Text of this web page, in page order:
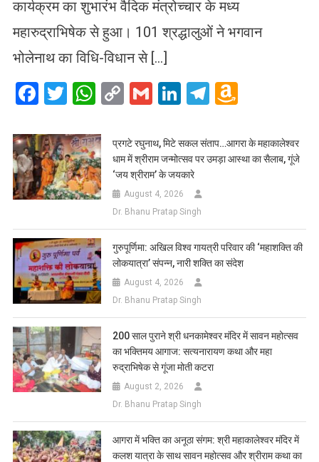
कार्यक्रम का शुभारंभ वैदिक मंत्रोच्चार के मध्य
महारुद्राभिषेक से हुआ। 101 श्रद्धालुओं ने भगवान
भोलेनाथ का विधि-विधान से […]
Facebook
Twitter
WhatsApp
CopyGmailLinkedIn
Telegram
List
प्रगटे रघुनाथ, मिटे सकल संताप…आगरा के महाकालेश्वर
धाम में श्रीराम जन्मोत्सव पर उमड़ा आस्था का सैलाब, गूंजे
‘जय श्रीराम’ के जयकारे
August 4, 2026
Dr. Bhanu Pratap Singh
गुरुपूर्णिमा: अखिल विश्व गायत्री परिवार की ‘महाशक्ति की
लोकयात्रा’ संपन्न, नारी शक्ति का संदेश
August 4, 2026
Dr. Bhanu Pratap Singh
200 साल पुराने श्री धनकामेश्वर मंदिर में सावन महोत्सव
का भक्तिमय आगाज: सत्यनारायण कथा और महा
रुद्राभिषेक से गूंजा मोती कटरा
August 2, 2026
Dr. Bhanu Pratap Singh
आगरा में भक्ति का अनूठा संगम: श्री महाकालेश्वर मंदिर में
कलश यात्रा के साथ सावन महोत्सव और श्रीराम कथा का